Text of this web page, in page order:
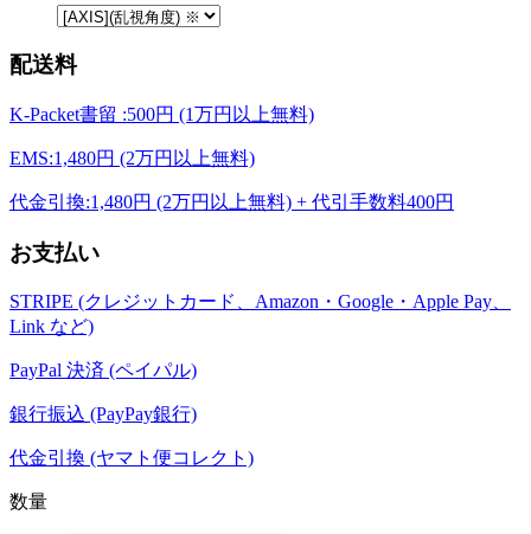
配送料
K-Packet書留 :500円 (1万円以上無料)
EMS:1,480円 (2万円以上無料)
代金引換:1,480円 (2万円以上無料) + 代引手数料400円
お支払い
STRIPE (クレジットカード、Amazon・Google・Apple Pay、
Link など)
PayPal 決済 (ペイパル)
銀行振込 (PayPay銀行)
代金引換 (ヤマト便コレクト)
数量